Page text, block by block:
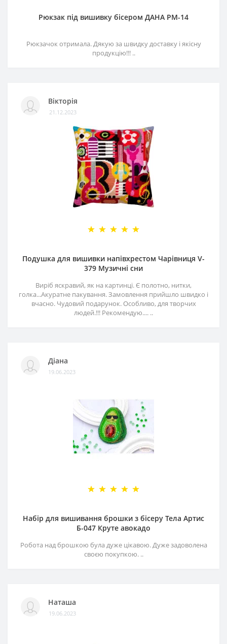
Рюкзак під вишивку бісером ДАНА РМ-14
Рюкзачок отримала. Дякую за швидку доставку і якісну
продукцію!!! ..
Вікторія
21.12.2023
Подушка для вишивки напівхрестом Чарівниця V-
379 Музичні сни
Виріб яскравий, як на картинці. Є полотно, нитки,
голка...Акуратне пакування. Замовлення прийшло швидко і
вчасно. Чудовий подарунок. Особливо, для творчих
людей.!!! Рекомендую.... ..
Діана
19.06.2023
Набір для вишивання брошки з бісеру Тела Артис
Б-047 Круте авокадо
Робота над брошкою була дуже цікавою. Дуже задоволена
своєю покупкою. ..
Наташа
19.06.2023